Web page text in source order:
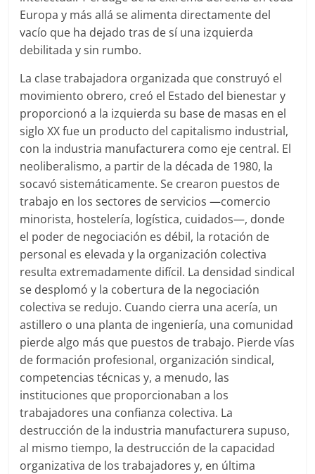
Europa y más allá se alimenta directamente del
vacío que ha dejado tras de sí una izquierda
debilitada y sin rumbo.
La clase trabajadora organizada que construyó el
movimiento obrero, creó el Estado del bienestar y
proporcionó a la izquierda su base de masas en el
siglo XX fue un producto del capitalismo industrial,
con la industria manufacturera como eje central. El
neoliberalismo, a partir de la década de 1980, la
socavó sistemáticamente. Se crearon puestos de
trabajo en los sectores de servicios —comercio
minorista, hostelería, logística, cuidados—, donde
el poder de negociación es débil, la rotación de
personal es elevada y la organización colectiva
resulta extremadamente difícil. La densidad sindical
se desplomó y la cobertura de la negociación
colectiva se redujo. Cuando cierra una acería, un
astillero o una planta de ingeniería, una comunidad
pierde algo más que puestos de trabajo. Pierde vías
de formación profesional, organización sindical,
competencias técnicas y, a menudo, las
instituciones que proporcionaban a los
trabajadores una confianza colectiva. La
destrucción de la industria manufacturera supuso,
al mismo tiempo, la destrucción de la capacidad
organizativa de los trabajadores y, en última